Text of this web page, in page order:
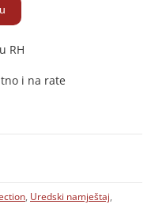
RH
i na rate
, Uredski namještaj,